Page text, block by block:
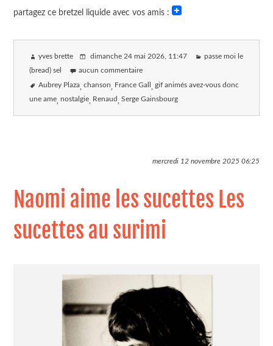
partagez ce bretzel liquide avec vos amis :
yves brette dimanche 24 mai 2026 , 11:47 passe moi le
(bread) sel aucun commentaire
Aubrey Plaza chanson France Gall gif animés avez-vous donc
une ame nostalgie Renaud Serge Gainsbourg
mercredi 12 novembre 202506:25
Naomi aime les sucettes Les
sucettes au surimi